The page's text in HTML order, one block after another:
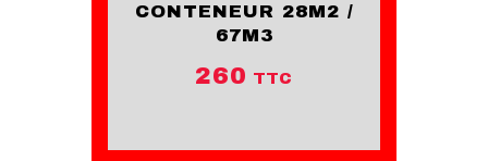
CONTENEUR 28M2 /
67M3
260 TTC